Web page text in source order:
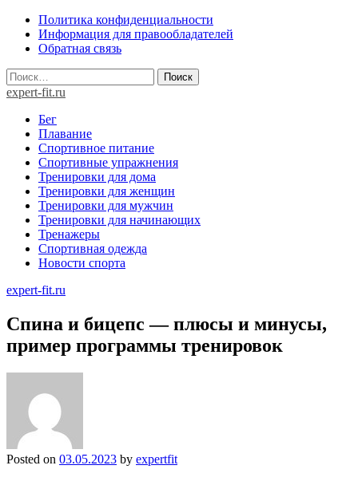
Skip
content
Политика конфиденциальности
Информация для правообладателей
Обратная связь
Найти:
expert-fit.ru
Бег
Плавание
Спортивное питание
Спортивные упражнения
Тренировки для дома
Тренировки для женщин
Тренировки для мужчин
Тренировки для начинающих
Тренажеры
Спортивная одежда
Новости спорта
expert-fit.ru
Спина и бицепс — плюсы и минусы,
пример программы тренировок
Posted on 03.05.2023 by expertfit